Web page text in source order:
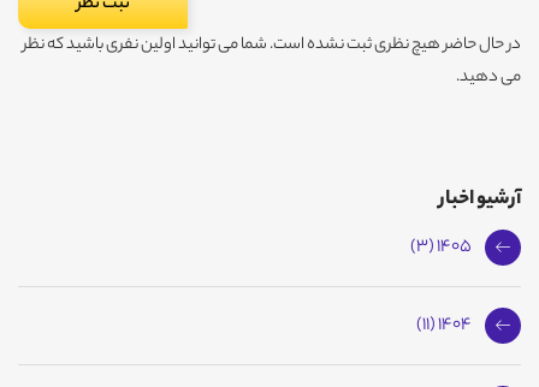
در حال حاضر هیچ نظری ثبت نشده است. شما می توانید اولین نفری باشید که نظر
می دهید.
آرشیو اخبار
1405 (3)
1404 (11)